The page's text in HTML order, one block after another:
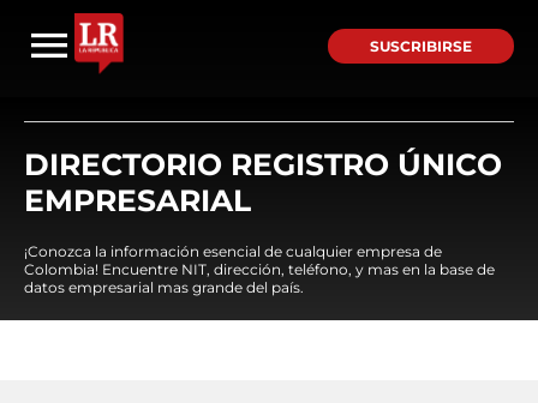
SUSCRIBIRSE
DIRECTORIO REGISTRO ÚNICO
EMPRESARIAL
¡Conozca la información esencial de cualquier empresa de
Colombia! Encuentre NIT, dirección, teléfono, y mas en la base de
datos empresarial mas grande del país.